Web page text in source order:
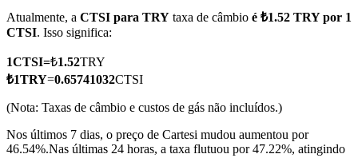
Atualmente, a CTSI para TRY taxa de câmbio é ₺1.52 TRY por 1
CTSI. Isso significa:
1CTSI=₺1.52TRY
₺1TRY=0.65741032CTSI
(Nota: Taxas de câmbio e custos de gás não incluídos.)
Nos últimos 7 dias, o preço de Cartesi mudou aumentou por
46.54%.Nas últimas 24 horas, a taxa flutuou por 47.22%, atingindo